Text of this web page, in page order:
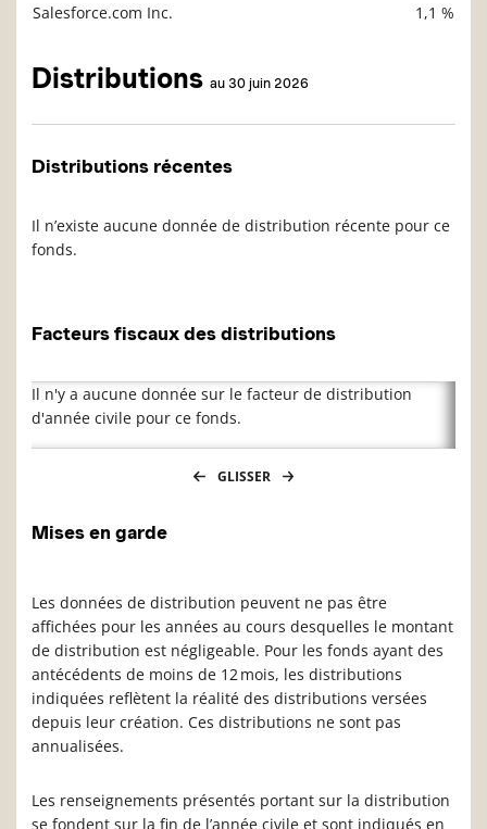
Salesforce.com Inc.
1,1 %
Distributions au 30 juin 2026
Distributions récentes
Il n’existe aucune donnée de distribution récente pour ce
fonds.
Facteurs fiscaux des distributions
Il n'y a aucune donnée sur le facteur de distribution
d'année civile pour ce fonds.
GLISSER
Mises en garde
Les données de distribution peuvent ne pas être
affichées pour les années au cours desquelles le montant
de distribution est négligeable. Pour les fonds ayant des
antécédents de moins de 12 mois, les distributions
indiquées reflètent la réalité des distributions versées
depuis leur création. Ces distributions ne sont pas
annualisées.
Les renseignements présentés portant sur la distribution
se fondent sur la fin de l’année civile et sont indiqués en